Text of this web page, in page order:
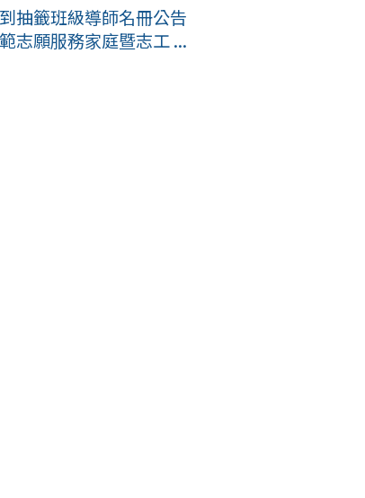
抽籤班級導師名冊公告
志願服務家庭暨志工 ...